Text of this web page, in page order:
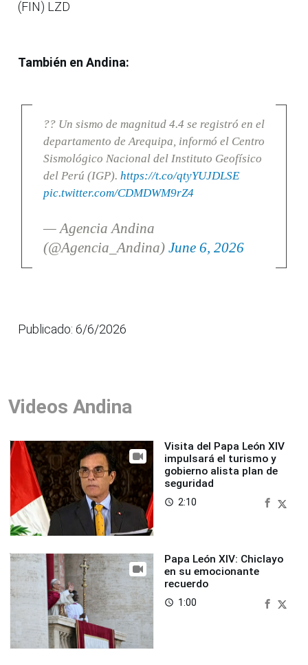
(FIN) LZD
También en Andina:
?? Un sismo de magnitud 4.4 se registró en el
departamento de Arequipa, informó el Centro
Sismológico Nacional del Instituto Geofísico
del Perú (IGP). https://t.co/qtyYUJDLSE
pic.twitter.com/CDMDWM9rZ4
— Agencia Andina
(@Agencia_Andina) June 6, 2026
Publicado: 6/6/2026
Videos Andina
Visita del Papa León XIV
impulsará el turismo y
gobierno alista plan de
seguridad
access_time 2:10
Papa León XIV: Chiclayo
en su emocionante
recuerdo
access_time 1:00